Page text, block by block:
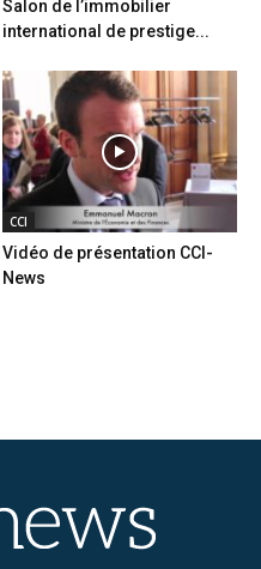
Salon de l’immobilier
international de prestige...
CCI
Vidéo de présentation CCI-
News